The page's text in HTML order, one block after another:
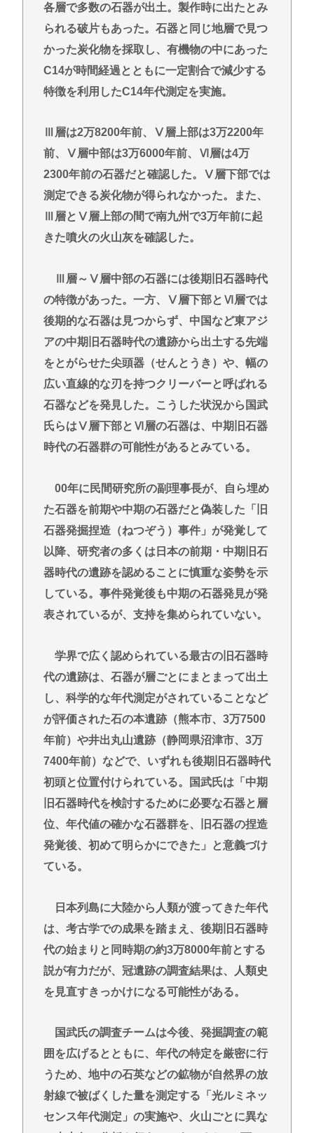
各層で多数の石器が出土。製作時に出たとみ
られる破片もあった。石器と同じ地層で見つ
かった炭化物を採取し、有機物の中にあった
C14が時間経過とともに一定割合で減少する
特徴を利用したC14年代測定を実施。
Ⅲ層は2万8200年前、Ⅴ層上部は3万2200年
前、Ⅴ層中部は3万6000年前、Ⅵ層は4万
2300年前の石器だと確認した。Ⅴ層下部では
測定できる炭化物が得られなかった。また、
Ⅲ層とⅤ層上部の間で南九州で3万年前に起
きた噴火の火山灰を確認した。
Ⅲ層～Ⅴ層中部の石器には後期旧石器時代
の特徴があった。一方、Ⅴ層下部とⅥ層では
後期的な石器は見つからず、中国など東アジ
アの中期旧石器時代の遺跡から出土する先端
をとがらせた尖頭器（せんとうき）や、幅の
広い直線的な刃を持つクリーバーと呼ばれる
石器などを発見した。こうした状況から国武
氏らはⅤ層下部とⅥ層の石器は、中期旧石器
時代の石器群の可能性があるとみている。
00年に民間研究所の副理事長が、自ら埋め
た石器を前期や中期の石器だと偽装した「旧
石器発掘捏造（ねつぞう）事件」が発覚して
以降、研究者の多くは日本の前期・中期旧石
器時代の遺跡を認めることに慎重な姿勢を示
している。事件発覚後も中期の石器発見が発
表されているが、支持を集められていない。
学界で広く認められている最古の旧石器時
代の遺跡は、石器が層ごとにまとまって出土
し、科学的な年代測定がされていることなど
が評価された石の本遺跡（熊本市、3万7500
年前）や井出丸山遺跡（静岡県沼津市、3万
7400年前）などで、いずれも後期旧石器時代
初頭と位置付けられている。国武氏は「中期
旧石器時代を検討するために必要な石器と層
位、年代値の確かな石器群を、旧石器の捏造
発覚後、初めて明らかにできた」と意義づけ
ている。
日本列島に大陸から人類が渡ってきた年代
は、考古学での成果を踏まえ、後期旧石器時
代の始まりと同時期の約3万8000年前とする
説が有力だが、冠遺跡の調査結果は、人類史
を見直すきっかけになる可能性がある。
国武氏の調査チームは今後、発掘調査の範
囲を広げるとともに、年代の特定を厳密に行
うため、地中の石英などの鉱物が自然界の放
射線で被ばくした量を測定する「光ルミネッ
センス年代測定」の実施や、火山ごとに異な